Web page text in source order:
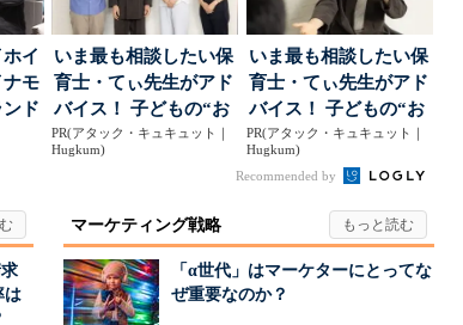
イ
モ
ンド
いま最も相談したい保
育士・てぃ先生がアド
バイス！ 子どもの“お
てつだい”に、どん...
PR(アタック・キュキュット｜
Hugkum)
いま最も相談したい保
育士・てぃ先生がアド
バイス！ 子どもの“お
てつだい”に、どん...
PR(アタック・キュキュット｜
Hugkum)
Recommended by
は
マーケティング戦略
「α世代」はマーケターにとってな
ぜ重要なのか？